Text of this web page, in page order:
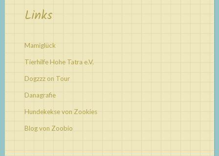
Links
Mamiglück
Tierhilfe Hohe Tatra e.V.
Dogzzz on Tour
Danagrafie
Hundekekse von Zookies
Blog von Zoobio